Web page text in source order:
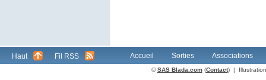
Haut Fil RSS Accueil Sorties Associations
©SAS Blada.com(Contact) |